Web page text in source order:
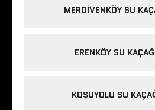
MERDIVENKÖY SU
ERENKÖY SU
KOŞUYOLU SU